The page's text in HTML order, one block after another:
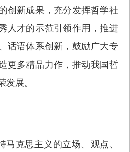
创新成果，充分发挥哲学社
人才的示范引领作用，推进
话语体系创新，鼓励广大专
更多精品力作，推动我国哲
发展。
马克思主义的立场、观点、